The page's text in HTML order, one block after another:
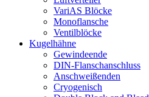
VariAS Blöcke
Monoflansche
Ventilblöcke
Kugelhähne
Gewindeende
DIN-Flanschanschluss
Anschweißenden
Cryogenisch